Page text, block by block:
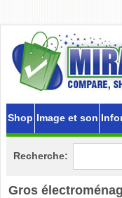
Shop Image et son
Recherche:
Gros